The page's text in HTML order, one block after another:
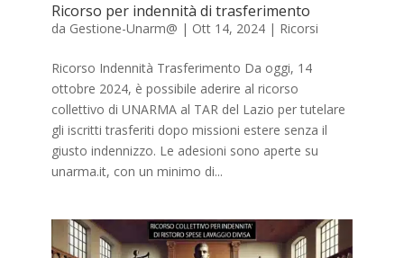
Ricorso per indennità di trasferimento
da Gestione-Unarm@ | Ott 14, 2024| Ricorsi
Ricorso Indennità Trasferimento Da oggi, 14
ottobre 2024, è possibile aderire al ricorso
collettivo di UNARMA al TAR del Lazio per tutelare
gli iscritti trasferiti dopo missioni estere senza il
giusto indennizzo. Le adesioni sono aperte su
unarma.it, con un minimo di...